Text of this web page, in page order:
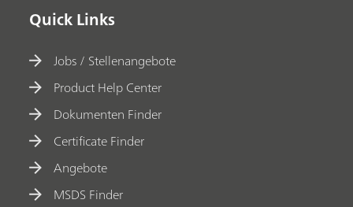
Quick Links
Jobs / Stellenangebote
Product Help Center
Dokumenten Finder
Certificate Finder
Angebote
MSDS Finder